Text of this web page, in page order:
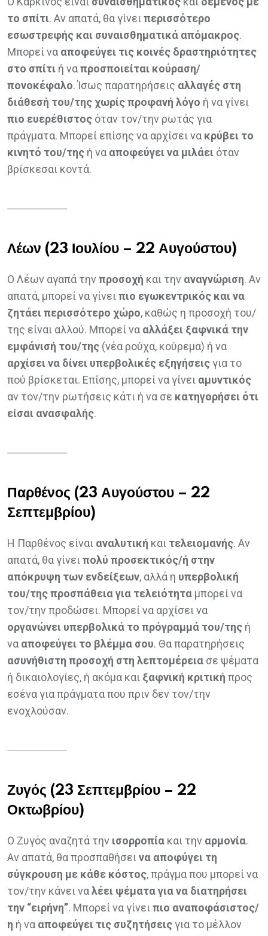
το σπίτι. Αν απατά, θα γίνειπερισσότερο
εσωστρεφής και συναισθηματικά απόμακρος.
Μπορεί να αποφεύγει τις κοινές δραστηριότητες
στο σπίτι ή ναπροσποιείται κούραση/
πονοκέφαλο. Ίσως παρατηρήσεις αλλαγές στη
διάθεσή του/της χωρίς προφανή λόγο ή να γίνει
πιο ευερέθιστος όταν τον/την ρωτάς για
πράγματα. Μπορεί επίσης να αρχίσει να κρύβει το
κινητό του/της ή να αποφεύγει να μιλάει όταν
βρίσκεσαι κοντά.
Λέων (23 Ιουλίου – 22 Αυγούστου)
Ο Λέων αγαπά τηνπροσοχή και την αναγνώριση. Αν
απατά, μπορεί να γίνειπιο εγωκεντρικός και να
ζητάει περισσότερο χώρο, καθώς η προσοχή του/
της είναι αλλού. Μπορεί να αλλάξει ξαφνικά την
εμφάνισή του/της (νέα ρούχα, κούρεμα) ή να
αρχίσει να δίνει υπερβολικές εξηγήσειςγια το
πού βρίσκεται. Επίσης, μπορεί να γίνει αμυντικός
αν τον/την ρωτήσεις κάτι ή να σε κατηγορήσει ότι
είσαι ανασφαλής.
Παρθένος (23 Αυγούστου – 22
Σεπτεμβρίου)
Η Παρθένος είναι αναλυτική και τελειομανής. Αν
απατά, θα γίνειπολύ προσεκτικός/ή στην
απόκρυψη των ενδείξεων, αλλά η υπερβολική
του/της προσπάθεια για τελειότητα μπορεί να
τον/την προδώσει. Μπορεί να αρχίσει να
οργανώνει υπερβολικά το πρόγραμμά του/της ή
να αποφεύγει το βλέμμα σου. Θα παρατηρήσεις
ασυνήθιστη προσοχή στη λεπτομέρεια σε ψέματα
ή δικαιολογίες, ή ακόμα και ξαφνική κριτική προς
εσένα για πράγματα που πριν δεν τον/την
ενοχλούσαν.
Ζυγός (23 Σεπτεμβρίου – 22
Οκτωβρίου)
Ο Ζυγός αναζητά την ισορροπία και την αρμονία.
Αν απατά, θα προσπαθήσεινα αποφύγει τη
σύγκρουση με κάθε κόστος, πράγμα που μπορεί να
τον/την κάνει ναλέει ψέματα για να διατηρήσει
την “ειρήνη”. Μπορεί να γίνειπιο αναποφάσιστος/
η ή να αποφεύγει τις συζητήσειςγια το μέλλον